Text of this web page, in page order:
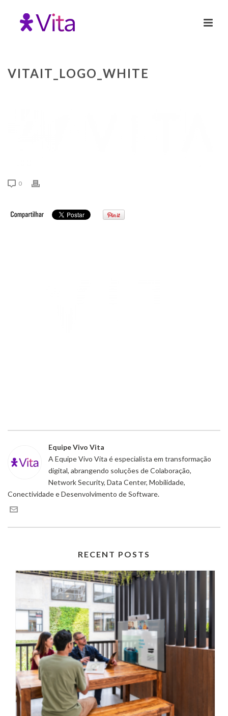
VITAIT_LOGO_WHITE
0
Equipe Vivo Vita
A Equipe Vivo Vita é especialista em transformação
digital, abrangendo soluções de Colaboração,
Network Security, Data Center, Mobilidade,
Conectividade e Desenvolvimento de Software.
RECENT POSTS